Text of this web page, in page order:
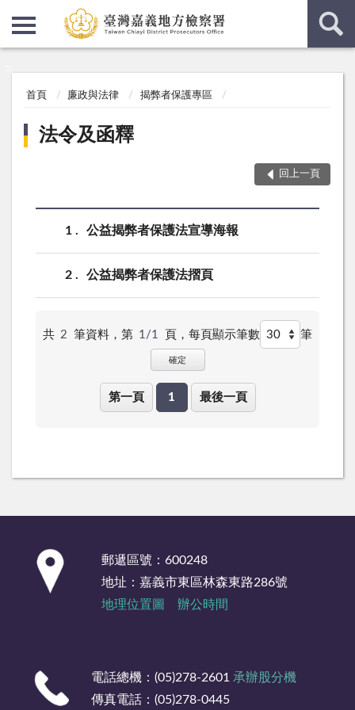
首頁 廉政與法律 揭弊者保護專區
法令及函釋
回上一頁
1 公益揭弊者保護法宣導海報
2 公益揭弊者保護法摺頁
共 2 筆資料，第 1/1 頁， 每頁顯示筆數 筆
確定
第一頁 1 最後一頁
郵遞區號：600248
地址：嘉義市東區林森東路286號
地理位置圖
辦公時間
電話總機：(05)278-2601 承辦股分機
傳真電話：(05)278-0445